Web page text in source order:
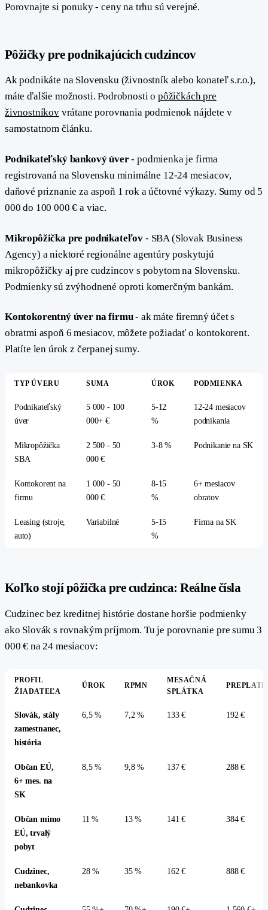
Porovnajte si ponuky - ceny na trhu sú verejné.
Pôžičky pre podnikajúcich cudzincov
Ak podnikáte na Slovensku (živnostník alebo konateľ s.r.o.),
máte ďalšie možnosti. Podrobnosti o pôžičkách pre
živnostníkovvrátane porovnania podmienok nájdete v
samostatnom článku.
Podnikateľský bankový úver- podmienka je firma
registrovaná na Slovensku minimálne 12-24 mesiacov,
daňové priznanie za aspoň 1 rok a účtovné výkazy. Sumy od 5
000 do 100 000 € a viac.
Mikropôžička pre podnikateľov - SBA (Slovak Business
Agency) a niektoré regionálne agentúry poskytujú
mikropôžičky aj pre cudzincov s pobytom na Slovensku.
Podmienky sú zvýhodnené oproti komerčným bankám.
Kontokorentný úver na firmu- ak máte firemný účet s
obratmi aspoň 6 mesiacov, môžete požiadať o kontokorent.
Platíte len úrok z čerpanej sumy.
TYP ÚVERU SUMA ÚROK PODMIENKA
Podnikateľský
úver
5 000 - 100
000+ €
5-12
%
12-24 mesiacov
podnikania
Mikropôžička
SBA
2 500 - 50
000 €
3-8 % Podnikanie na SK
Kontokorent na
firmu
1 000 - 50
000 €
8-15
%
6+ mesiacov
obratov
Leasing (stroje,
auto)
Variabilné
5-15
%
Firma na SK
Koľko stojí pôžička pre cudzinca: Reálne čísla
Cudzinec bez kreditnej histórie dostane horšie podmienky
ako Slovák s rovnakým príjmom. Tu je porovnanie pre sumu 3
000 € na 24 mesiacov:
PROFIL
ŽIADATEĽA
ÚROK RPMN
MESAČNÁ
SPLÁTKA
Slovák, stály
zamestnanec,
história
6,5 % 7,2 % 133 € 192 €
Občan EÚ,
6+ mes. na
SK
8,5 % 9,8 % 137 € 288 €
Občan mimo
EÚ, trvalý
pobyt
11 % 13 % 141 € 384 €
Cudzinec,
nebankovka
28 % 35 % 162 € 888 €